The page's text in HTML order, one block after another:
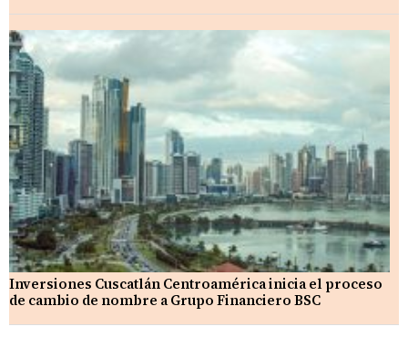
Inversiones Cuscatlán Centroamérica inicia el proceso
de cambio de nombre a Grupo Financiero BSC